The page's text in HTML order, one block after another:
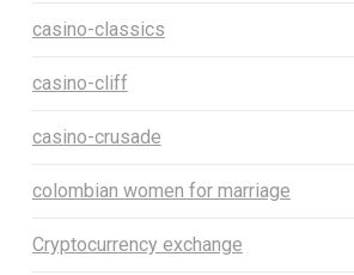
casino-classics
casino-cliff
casino-crusade
colombian women for marriage
Cryptocurrency exchange